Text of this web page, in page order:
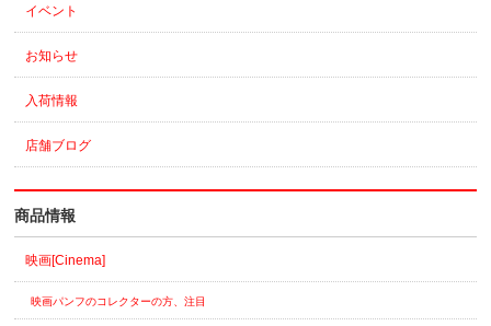
イベント
お知らせ
入荷情報
店舗ブログ
商品情報
映画[Cinema]
映画パンフのコレクターの方、注目